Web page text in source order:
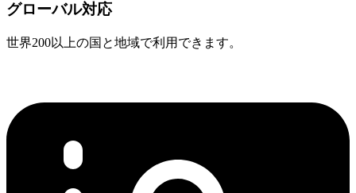
グローバル対応
世界200以上の国と地域で利用できます。